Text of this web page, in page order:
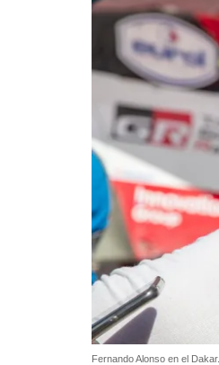
Fernando Alonso en el Dakar.